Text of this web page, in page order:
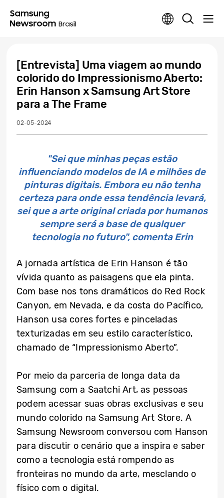
[Entrevista] Uma viagem ao mundo
colorido do Impressionismo Aberto:
Erin Hanson x Samsung Art Store
para a The Frame
02-05-2024
"Sei que minhas peças estão
influenciando modelos de IA e milhões de
pinturas digitais. Embora eu não tenha
certeza para onde essa tendência levará,
sei que a arte original criada por humanos
sempre será a base de qualquer
tecnologia no futuro", comenta Erin
A jornada artística de Erin Hanson é tão
vívida quanto as paisagens que ela pinta.
Com base nos tons dramáticos do Red Rock
Canyon, em Nevada, e da costa do Pacífico,
Hanson usa cores fortes e pinceladas
texturizadas em seu estilo característico,
chamado de “Impressionismo Aberto”.
Por meio da parceria de longa data da
Samsung com a Saatchi Art, as pessoas
podem acessar suas obras exclusivas e seu
mundo colorido na Samsung Art Store. A
Samsung Newsroom conversou com Hanson
para discutir o cenário que a inspira e saber
como a tecnologia está rompendo as
fronteiras no mundo da arte, mesclando o
físico com o digital.